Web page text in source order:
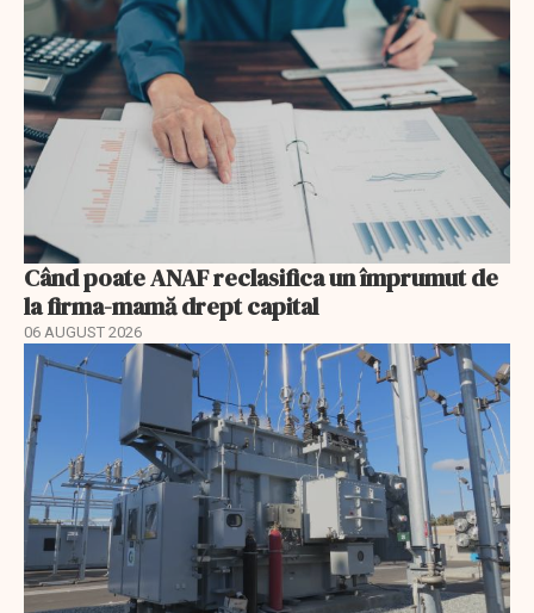
Când poate ANAF reclasifica un împrumut de
la firma-mamă drept capital
06 AUGUST 2026